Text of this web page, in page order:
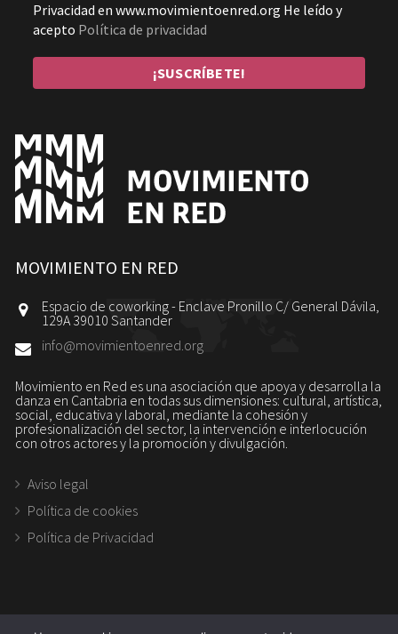
Privacidad en www.movimientoenred.org He leído y
acepto Política de privacidad
MOVIMIENTO EN RED
Espacio de coworking - Enclave Pronillo C/ General Dávila,
129A 39010 Santander
info@movimientoenred.org
Movimiento en Red es una asociación que apoya y desarrolla la
danza en Cantabria en todas sus dimensiones: cultural, artística,
social, educativa y laboral, mediante la cohesión y
profesionalización del sector, la intervención e interlocución
con otros actores y la promoción y divulgación.
Aviso legal
Política de cookies
Política de Privacidad